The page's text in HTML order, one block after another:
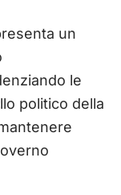
un
le
politico della